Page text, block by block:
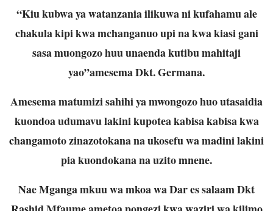
“Kiu kubwa ya watanzania ilikuwa ni kufahamu ale
chakula kipi kwa mchanganuo upi na kwa kiasi gani
sasa muongozo huu unaenda kutibu mahitaji
yao”amesema Dkt. Germana.
Amesema matumizi sahihi ya mwongozo huo utasaidia
kuondoa udumavu lakini kupotea kabisa kabisa kwa
changamoto zinazotokana na ukosefu wa madini lakini
pia kuondokana na uzito mnene.
Nae Mganga mkuu wa mkoa wa Dar es salaam Dkt